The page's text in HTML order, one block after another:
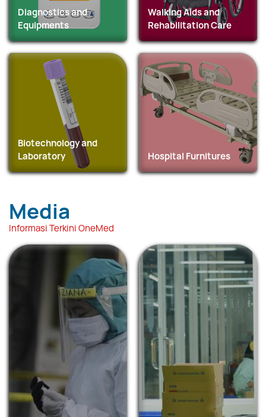
Diagnostics and
Equipments
Walking Aids and
Rehabilitation Care
Biotechnology and
Laboratory
Hospital Furnitures
Media
Informasi Terkini OneMed